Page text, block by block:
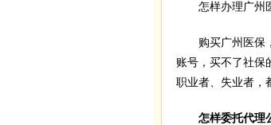
怎样办理广州医
购买广州医保，
账号，买不了社保
职业者、失业者，
怎样委托代理